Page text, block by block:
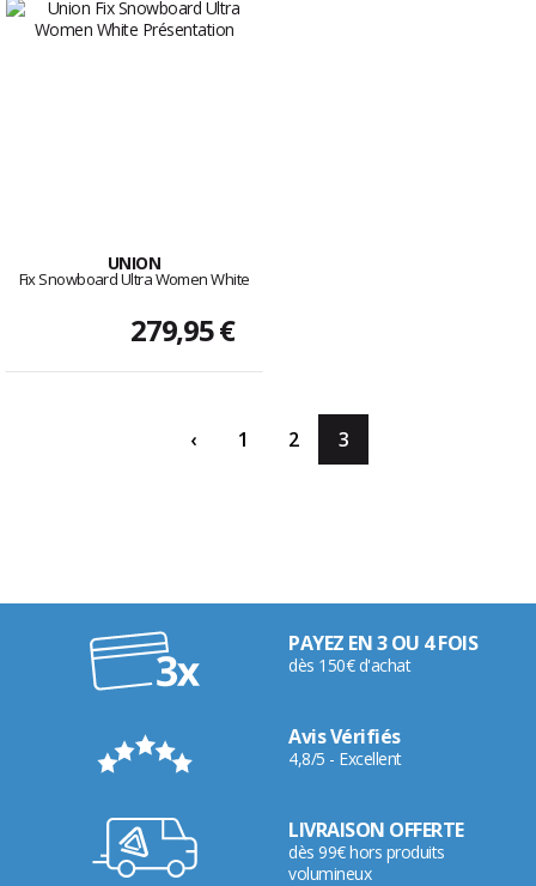
UNION
Fix Snowboard Ultra Women White
279,95 €
‹ 1 2 3
PAYEZ EN 3 OU 4 FOIS
dès 150€ d'achat
Avis Vérifiés
4,8/5 - Excellent
LIVRAISON OFFERTE
dès 99€ hors produits
volumineux